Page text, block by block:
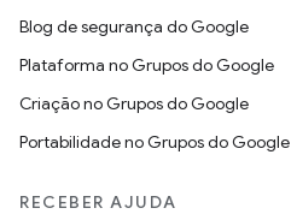
Blog de segurança do Google
Plataforma no Grupos do Google
Criação no Grupos do Google
Portabilidade no Grupos do Google
RECEBER AJUDA